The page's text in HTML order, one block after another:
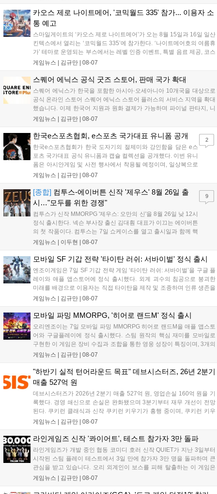
영상 및 대형 전광판에 소개될 예정입니다....
카오스 제로 나이트메어, '코믹월드 335' 참가... 이용자 소
통 예고
스마일게이트의 ‘카오스 제로 나이트메어’가 오는 8월 15일과 16일 일산
킨텍스에서 열리는 ‘코믹월드 335’에 참가한다. ‘나이트메어호의 여름휴
가’ 테마로 운영되는 부스에서는 레벨 인증 이벤트, 특별 음료 제공, 코스
프레 모델 포토존 등 다채로운 행사가 진행된다. 유명 코스어 7인이 캐릭
세한 정보는 공식 커뮤니티에서 확인 가능하다....
게임뉴스 | 김규만 08-07
스퀘어 에닉스 공식 굿즈 스토어, 판매 국가 확대
스퀘어 에닉스가 한국을 포함한 아시아·오세아니아 10개국을 대상으로
공식 온라인 스토어 스퀘어 에닉스 스토어 플러스의 서비스 지역을 확대
했습니다. 이제 한국어 지원과 원화 결제가 가능하며 파이널 판타지, 니
어 등 주요 게임의 피규어, 굿즈를 구매할 수 있습니다. 신상품이 순차적
용 가능합니다....
게임뉴스 | 김규만 08-07
한국e스포츠협회, e스포츠 국가대표 유니폼 공개
한국e스포츠협회가 한국 도자기의 절제미와 강인함을 담은 e스
포츠 국가대표 공식 유니폼과 캡슐 컬렉션을 공개했다. 이번 유니
폼은 아시안게임 및 사전 행사에서 착용될 예정이며, 일상복으로
구성된 컬렉션은 오는 8월 28일부터 골스튜디오 공식 홈페이지
서는 대회 규정에 따라 별도의 유니폼을 착용할 계획이다....
게임뉴스 | 김규만 08-07
2
[종합] 컴투스-에이버튼 신작 '제우스' 8월 26일 출
시…"모두를 위한 경쟁"
컴투스가 신작 MMORPG '제우스: 오만의 신'을 8월 26일 낮 12시
정식 출시한다. 넥슨 부사장 출신 김대훤 대표가 이끄는 에이버튼
의 첫 작품이다. 컴투스는 7일 쇼케이스를 열고 출시일과 함께 핵
심 콘텐츠, 유료화 정책, 운영 방향을 공개했다. 캐릭터명 선점은
의 오만으로 균열이...
게임뉴스 | 이두현 08-07
9
모바일 SF 기갑 전략 '타이탄 러쉬: 서바이벌' 정식 출시
엔조이게임은 7일 SF 기갑 전략 게임 ‘타이탄 러쉬: 서바이벌’을 구글 플
레이와 애플 앱스토어에 정식 출시했다. 외계 괴수의 침공으로 붕괴한
미래를 배경으로 이용자는 직접 타이탄을 제작 및 조종하며 인류 생존을
위한 전투를 펼친다. 지휘관 모집, 피난처 운영, 연맹 협동 콘텐츠가 특징
지원 보상을 제공한다. 상세 내용은 공식 커뮤니티에서 확인 가능하다....
게임뉴스 | 김규만 08-07
모바일 파밍 MMORPG, '히어로 랜드M' 정식 출시
오리엔조이는 7일 모바일 파밍 MMORPG 히어로 랜드M을 애플 앱스토
어와 구글플레이에 정식 출시했다. 스팀 원작의 핵심 재미를 모바일로
구현한 이 게임은 장비 수집과 조합을 통한 영웅 성장이 특징이며, 3개의
무기 스킬을 활용한 전략적 전투와 길드전 등 다양한 콘텐츠를 제공한
혜택을 지급하며, 상세 내용은 공식 라운지에서 확인할 수 있다. 이용자
는 게임 접속 및 주요 콘텐츠 플레이를 통해 성장을 지원받을 수 있다....
게임뉴스 | 김규만 08-07
"하반기 실적 턴어라운드 목표" 데브시스터즈, 26년 2분기
매출 527억 원
데브시스터즈가 2026년 2분기 매출 527억 원, 영업손실 160억 원을 기
록했다. 경영 쇄신으로 손실은 완화됐으며 3분기부터 재무 개선이 전망
된다. 쿠키런 클래식과 신작 쿠키런 키우기가 흥행 중이며, 쿠키런 키우
기는 13일 첫 업데이트를 시작으로 2주 간격의 콘텐츠를 제공한다. 또한
이다. 회사는 비용 효율화와 신작 흥행을 통해 하반기 실적 턴어라운드
를 이끌 방침이다....
게임뉴스 | 김규만 08-07
라인게임즈 신작 '콰이어트', 테스트 참가자 3만 돌파
라인게임즈가 개발 중인 협동 코미디 호러 신작 QUIET가 지난 3일부터
시작된 스팀 플레이 테스트에서 3일 만에 참가자 3만 명을 돌파하며 큰
관심을 받고 있습니다. 오리 외계인이 보스를 피해 탈출하는 이 게임은
최대 4인 협동을 지원하며, 소음 관리와 물리 법칙을 활용한 전략적 플레
게임뉴스 | 김규만 08-07